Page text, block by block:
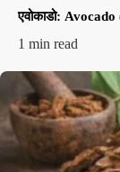
एवोकाडो:
1 min read